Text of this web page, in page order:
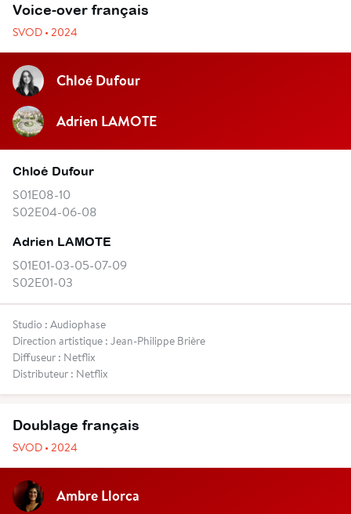
Voice-over français
SVOD • 2024
Chloé Dufour
Adrien LAMOTE
Chloé Dufour
S01E08-10
S02E04-06-08
Adrien LAMOTE
S01E01-03-05-07-09
S02E01-03
Studio : Audiophase
Direction artistique : Jean-Philippe Brière
Diffuseur : Netflix
Distributeur : Netflix
Doublage français
SVOD • 2024
Ambre Llorca